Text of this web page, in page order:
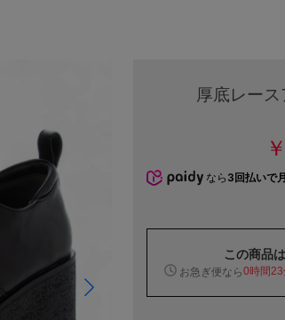
厚底レース
なら 3回払いで
この商品は
お急ぎ便なら0時間